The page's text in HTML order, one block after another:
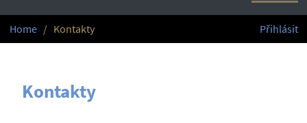
Home Kontakty Přihlásit
Kontakty